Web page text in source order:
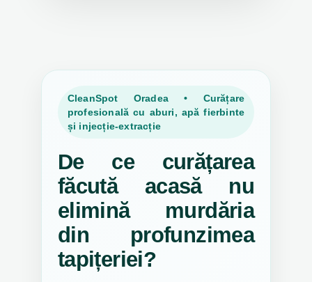
CleanSpot Oradea • Curățare
profesională cu aburi, apă fierbinte
și injecție-extracție
De ce curățarea
făcută acasă nu
elimină murdăria
din profunzimea
tapițeriei?